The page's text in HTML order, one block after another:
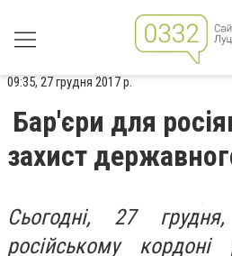
09:35, 27 грудня 2017 р.
Бар'єри для
захист
Сьогодні, 27
російському кордоні